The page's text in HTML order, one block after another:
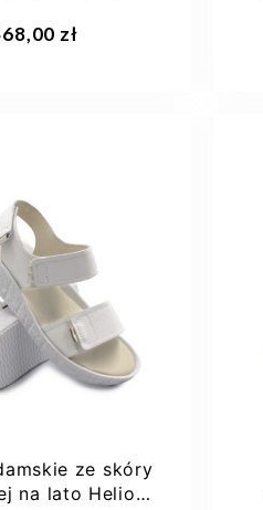
zł
38
+1
ze skóry
na lato Helios